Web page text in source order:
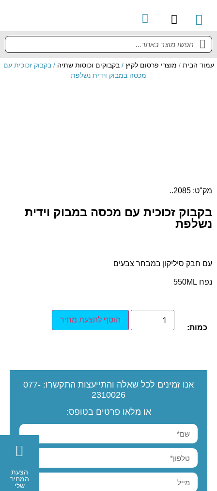
עמוד הבית / מוצרי פרסום לקיץ /בקבוקים וכוסות שתיה / בקבוק זכוכית עם
מכסה במבוק וידית נשלפת
מק"ט: 2085..
בקבוק זכוכית עם מכסה במבוק וידית
נשלפת
עם חבק סיליקון במבחר צבעים
נפח 550ML
כמות:
הוסף להצעת מחיר
אנו זמינים לכל שאלה והתייעצות התקשרו: 077-
2310026
או מלאו פרטים בטופס:
הצעת
המחיר
שלי